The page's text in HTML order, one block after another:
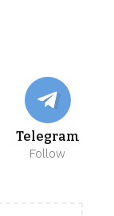
Telegram
Follow